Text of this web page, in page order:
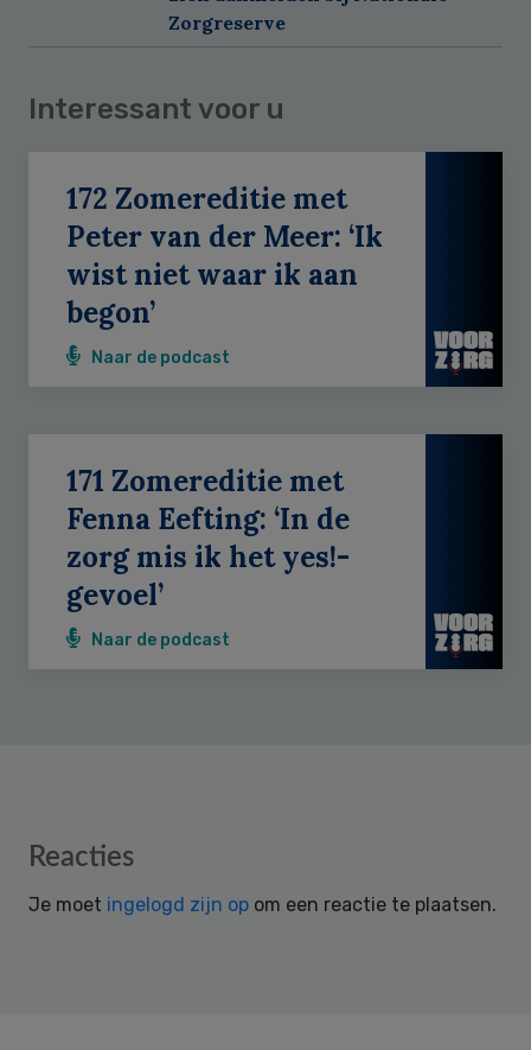
Zorgreserve
Interessant voor u
172 Zomereditie met
Peter van der Meer: ‘Ik
wist niet waar ik aan
begon’
Naar de podcast
171 Zomereditie met
Fenna Eefting: ‘In de
zorg mis ik het yes!-
gevoel’
Naar de podcast
Reader
Reacties
Je moet ingelogd zijn op om een reactie te plaatsen.